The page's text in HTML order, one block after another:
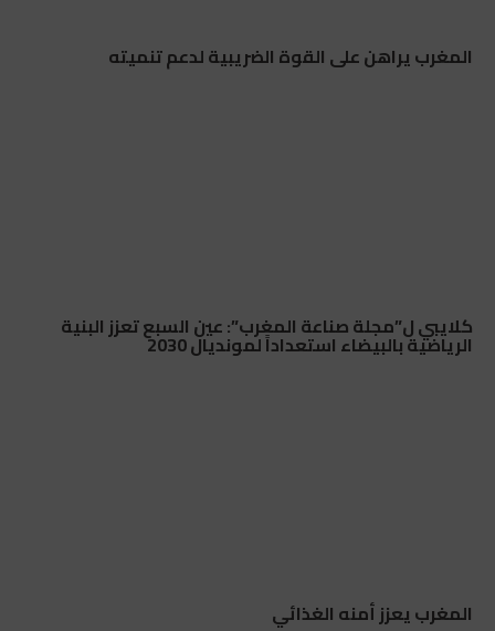
المغرب يراهن على القوة الضريبية لدعم تنميته
كلايبي ل”مجلة صناعة المغرب”: عين السبع تعزز البنية
الرياضية بالبيضاء استعداداً لمونديال 2030
المغرب يعزز أمنه الغذائي